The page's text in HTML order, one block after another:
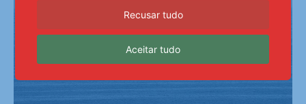
Recusar tudo
Aceitar tudo